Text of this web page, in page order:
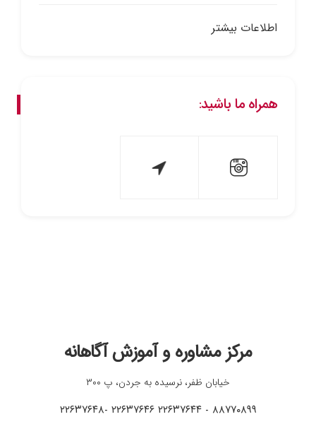
اطلاعات بیشتر
همراه ما باشید:
مرکز مشاوره و آموزش آگاهانه
خیابان ظفر، نرسیده به جردن، پ ۳۰۰
۸۸۷۷۰۸۹۹ - ۲۲۶۳۷۶۴۴ ۲۲۶۳۷۶۴۶ -۲۲۶۳۷۶۴۸